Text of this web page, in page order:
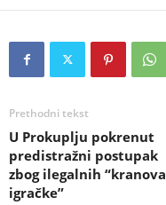
Prethodni tekst
U Prokuplju pokrenut
predistražni postupak
zbog ilegalnih
igračke”